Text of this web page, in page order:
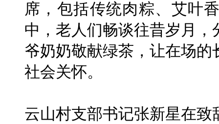
席，包括传统肉粽、艾叶
中，老人们畅谈往昔岁月
爷奶奶敬献绿茶，让在场
社会关怀。
云山村支部书记张新星在